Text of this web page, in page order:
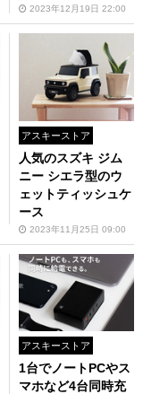
2023年12月19日 22:00
アスキーストア
人気のスズキ ジム
ニー シエラ型のウ
ェットティッシュケ
ース
2023年11月25日 09:00
アスキーストア
1台でノートPCやス
マホなど4台同時充